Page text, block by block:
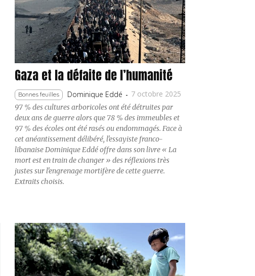
Gaza et la défaite de l’humanité
Bonnes feuilles Dominique Eddé - 7 octobre 2025
97 % des cultures arboricoles ont été détruites par
deux ans de guerre alors que 78 % des immeubles et
97 % des écoles ont été rasés ou endommagés. Face à
cet anéantissement délibéré, l'essayiste franco-
libanaise Dominique Eddé offre dans son livre « La
mort est en train de changer » des réflexions très
justes sur l'engrenage mortifère de cette guerre.
Extraits choisis.